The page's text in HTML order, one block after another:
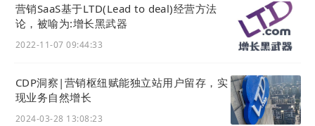
量”。
品牌化门户与生态集成
支持品牌视觉自定义的分类导航，可打造专业的对外
网、帮助中心等无缝集成，实现知识价值的最大化。
操作流程
营销SaaS基于LTD(Lead to deal)经营方法
论，被喻为:增长黑武器
2022-11-07 09:44:33
CDP洞察|营销枢纽赋能独立站用户留存，实
现业务自然增长
2024-03-28 13:08:23